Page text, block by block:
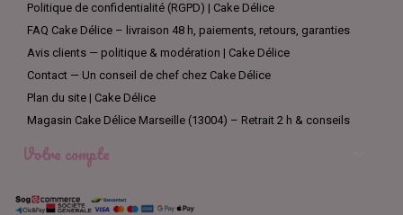
Politique de confidentialité (RGPD) | Cake Délice
FAQ Cake Délice – livraison 48 h, paiements, retours, garanties
Avis clients — politique & modération | Cake Délice
Contact — Un conseil de chef chez Cake Délice
Plan du site | Cake Délice
Magasin Cake Délice Marseille (13004) – Retrait 2 h & conseils
Votre compte